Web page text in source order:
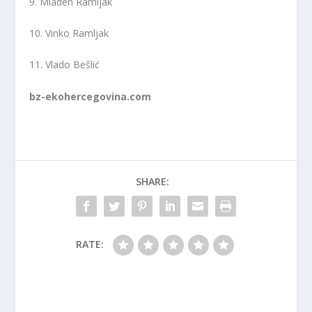
10. Vinko Ramljak
11. Vlado Bešlić
bz-ekohercegovina.com
SHARE:
RATE: